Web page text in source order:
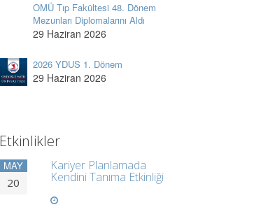
OMÜ Tıp Fakültesi 48. Dönem
Mezunları Diplomalarını Aldı
29 Haziran 2026
2026 YDUS 1. Dönem
29 Haziran 2026
Etkinlikler
MAY
20
Kariyer Planlamada
Kendini Tanıma Etkinliği